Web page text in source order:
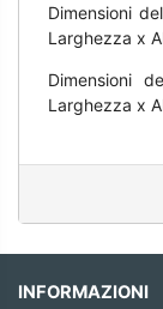
Dimensioni
Larghezza x
Dimensioni
Larghezza x
INFORMAZIONI